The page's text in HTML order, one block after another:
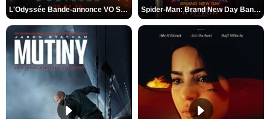
L'Odyssée Bande-annonce VO STFR Spider-Man: Brand New Day Bande-annonce VO STFR